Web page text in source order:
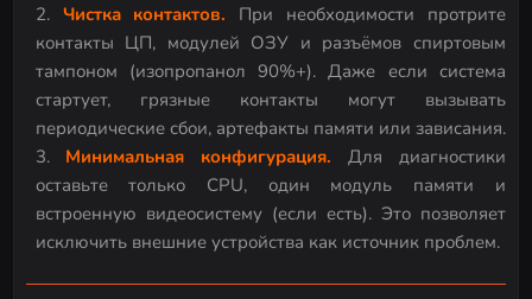
Чистка контактов. При необходимости протрите
контакты ЦП, модулей ОЗУ и разъёмов спиртовым
тампоном (изопропанол 90%+). Даже если система
стартует, грязные контакты могут вызывать
периодические сбои, артефакты памяти или зависания.
Минимальная конфигурация. Для диагностики
оставьте только CPU, один модуль памяти и
встроенную видеосистему (если есть). Это позволяет
исключить внешние устройства как источник проблем.